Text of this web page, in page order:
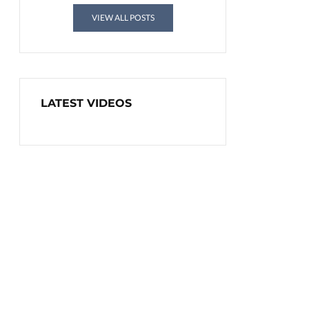
VIEW ALL POSTS
LATEST VIDEOS